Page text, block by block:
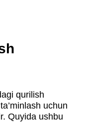
qurilish
uchun
Quyida ushbu